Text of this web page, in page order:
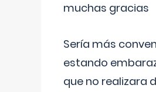
muchas gracias
Sería más
estando
que no realizara